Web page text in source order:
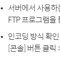
서버에서 사용
FTP 프로그램을
인코딩 방식 확
[콘솔] 버튼 클릭